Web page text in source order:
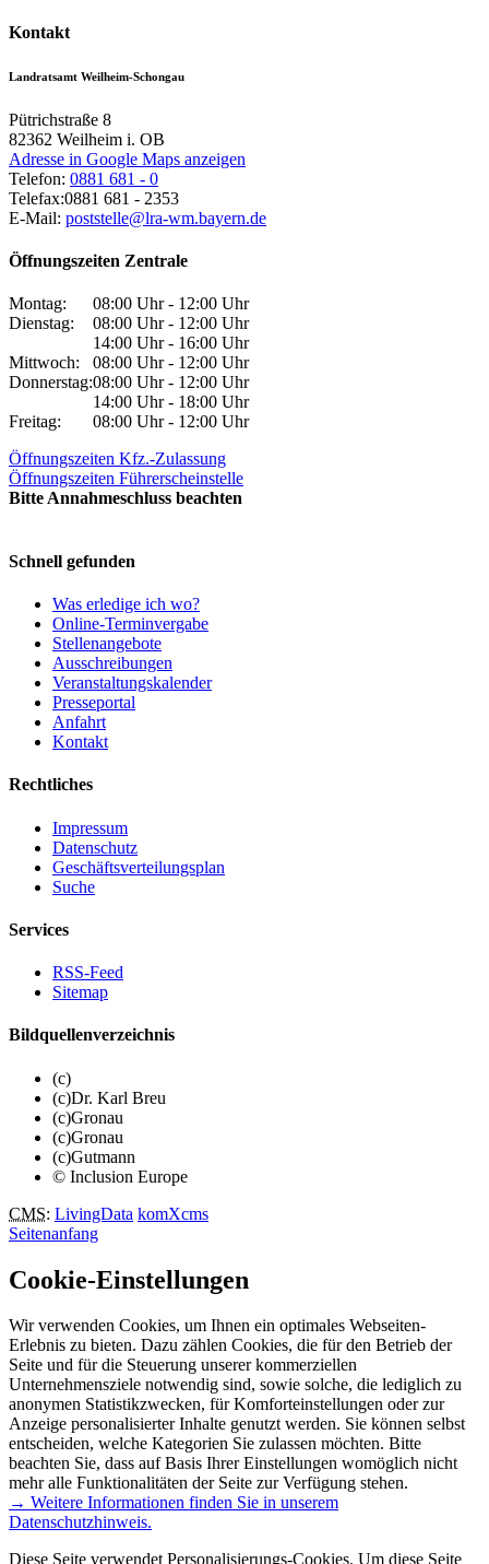
Kontakt
Landratsamt Weilheim-Schongau
Pütrichstraße 8
82362 Weilheim i. OB
Adresse in Google Maps anzeigen
Telefon: 0881 681 - 0
Telefax:0881 681 - 2353
E-Mail: poststelle@lra-wm.bayern.de
Öffnungszeiten Zentrale
Montag:
08:00 Uhr - 12:00 Uhr
Dienstag:
08:00 Uhr - 12:00 Uhr
14:00 Uhr - 16:00 Uhr
Mittwoch:
08:00 Uhr - 12:00 Uhr
Donnerstag:08:00 Uhr - 12:00 Uhr
14:00 Uhr - 18:00 Uhr
Freitag:
08:00 Uhr - 12:00 Uhr
Öffnungszeiten Kfz.-Zulassung
Öffnungszeiten Führerscheinstelle
Bitte Annahmeschluss beachten
Schnell gefunden
Was erledige ich wo?
Online-Terminvergabe
Stellenangebote
Ausschreibungen
Veranstaltungskalender
Presseportal
Anfahrt
Kontakt
Rechtliches
Impressum
Datenschutz
Geschäftsverteilungsplan
Suche
Services
RSS-Feed
Sitemap
Bildquellenverzeichnis
(c)
(c)Dr. Karl Breu
(c)Gronau
(c)Gronau
(c)Gutmann
© Inclusion Europe
CMS: LivingData komXcms
Seitenanfang
Cookie-Einstellungen
Wir verwenden Cookies, um Ihnen ein optimales Webseiten-
Erlebnis zu bieten. Dazu zählen Cookies, die für den Betrieb der
Seite und für die Steuerung unserer kommerziellen
Unternehmensziele notwendig sind, sowie solche, die lediglich zu
anonymen Statistikzwecken, für Komforteinstellungen oder zur
Anzeige personalisierter Inhalte genutzt werden. Sie können selbst
entscheiden, welche Kategorien Sie zulassen möchten. Bitte
beachten Sie, dass auf Basis Ihrer Einstellungen womöglich nicht
mehr alle Funktionalitäten der Seite zur Verfügung stehen.
→ Weitere Informationen finden Sie in unserem
Datenschutzhinweis.
Diese Seite verwendet Personalisierungs-Cookies. Um diese Seite